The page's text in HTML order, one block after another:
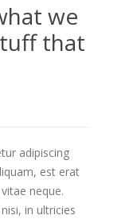
we
that
adipiscing
est erat
neque.
in ultricies